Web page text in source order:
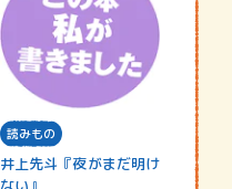
読みもの
井上先斗『夜がまだ明け